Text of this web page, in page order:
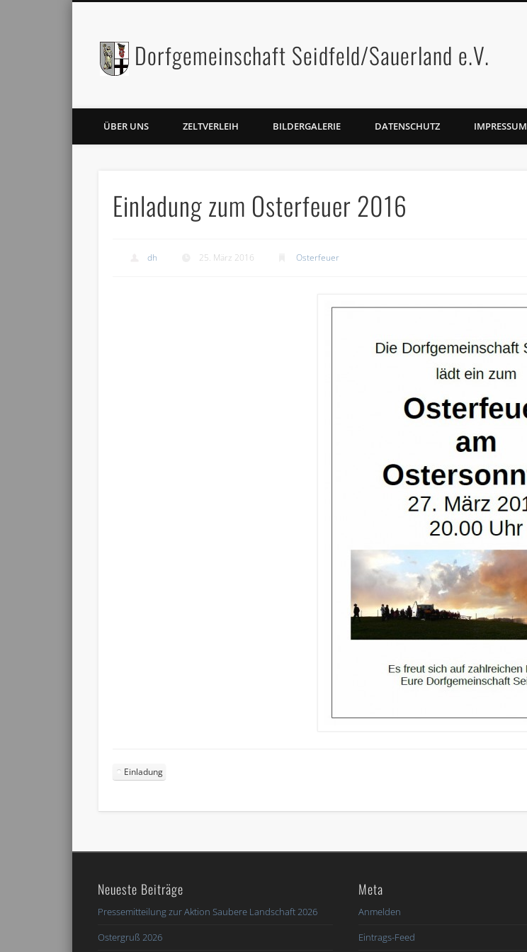
Dorfgemeinschaft Seidfeld/Sauerland e.V.
FacebookTwitter
ÜBER UNS ZELTVERLEIH BILDERGALERIE DATENSCHUTZ IMPRESSUM
Einladung zum Osterfeuer 2016
dh 25. März 2016 Osterfeuer
Einladung
Neueste Beiträge
Pressemitteilung zur Aktion Saubere Landschaft 2026
Ostergruß 2026
Meta
Anmelden
Eintrags-Feed